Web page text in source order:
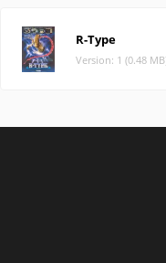
R-Type
Version: 1 (0.48